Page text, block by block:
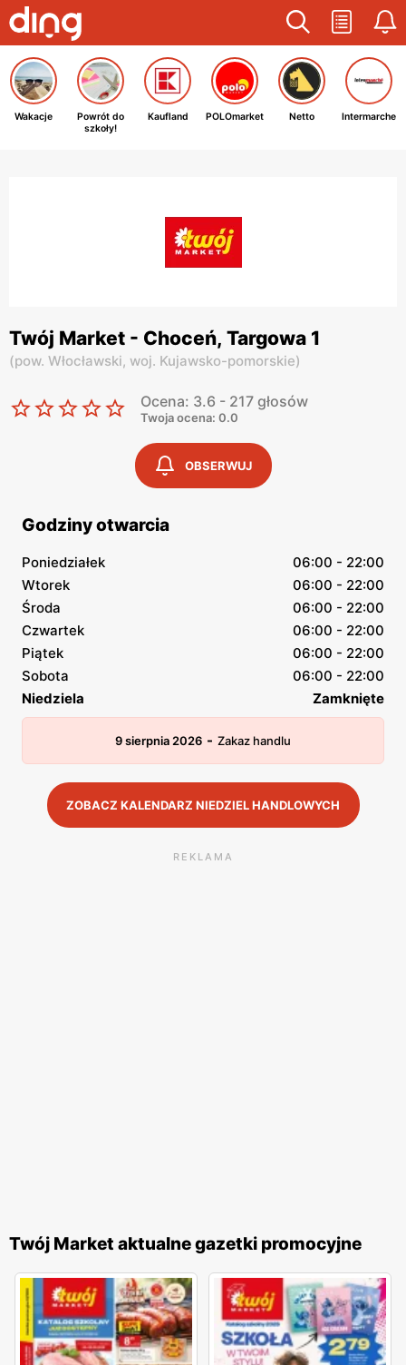
Wakacje
Powrót do
szkoły!
Kaufland POLOmarket Netto Intermarche
Twój Market - Choceń, Targowa 1
(pow. Włocławski, woj. Kujawsko-pomorskie)
Ocena: 3.6 - 217 głosów
Twoja ocena: 0.0
OBSERWUJ
Godziny otwarcia
Poniedziałek
06:00 - 22:00
Wtorek
06:00 - 22:00
Środa
06:00 - 22:00
Czwartek
06:00 - 22:00
Piątek
06:00 - 22:00
Sobota
06:00 - 22:00
Niedziela
Zamknięte
9 sierpnia 2026 - Zakaz handlu
ZOBACZ KALENDARZ NIEDZIEL HANDLOWYCH
REKLAMA
Twój Market aktualne gazetki promocyjne